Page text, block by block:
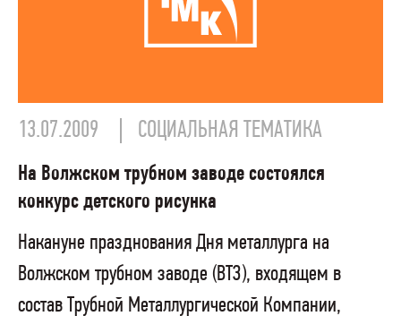
13.07.2009 СОЦИАЛЬНАЯ ТЕМАТИКА
На Волжском трубном заводе состоялся
конкурс детского рисунка
Накануне празднования Дня металлурга на
Волжском трубном заводе (ВТЗ), входящем в
состав Трубной Металлургической Компании,